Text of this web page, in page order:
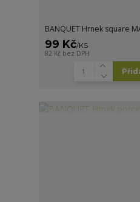
BANQUET Hrnek square
99 Kč/KS
82 Kč bez DPH